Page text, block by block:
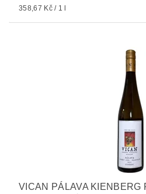
358,67 Kč / 1 l
VICAN PÁLAVA KIENBERG